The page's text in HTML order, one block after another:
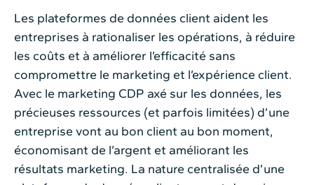
Les plateformes de données client aident les
entreprises à rationaliser les opérations, à réduire
les coûts et à améliorer l’efficacité sans
compromettre le marketing et l’expérience client.
Avec le marketing CDP axé sur les données, les
précieuses ressources (et parfois limitées) d’une
entreprise vont au bon client au bon moment,
économisant de l’argent et améliorant les
résultats marketing. La nature centralisée d’une